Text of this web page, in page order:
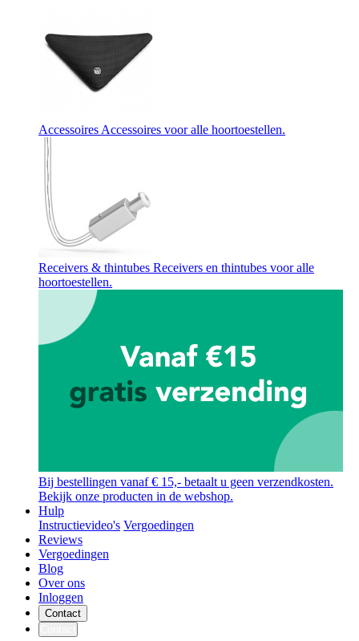
AccessoiresAccessoires voor alle hoortoestellen.
Receivers & thintubes Receivers en thintubes voor alle
hoortoestellen.
Bij bestellingen vanaf € 15,- betaalt u geen verzendkosten.
Bekijk onze producten in de webshop.
Hulp
Instructievideo's Vergoedingen
Reviews
Vergoedingen
Blog
Over ons
Inloggen
Contact